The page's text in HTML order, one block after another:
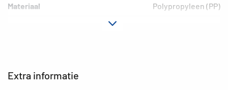
Extra informatie
Materiaal Polypropyleen (PP)